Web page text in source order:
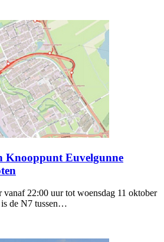
Knooppunt Euvelgunne
vanaf 22:00 uur tot woensdag 11 oktober
de N7 tussen…